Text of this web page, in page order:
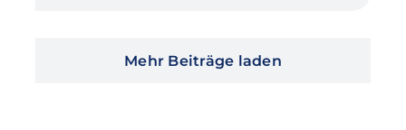
Mehr Beiträge laden